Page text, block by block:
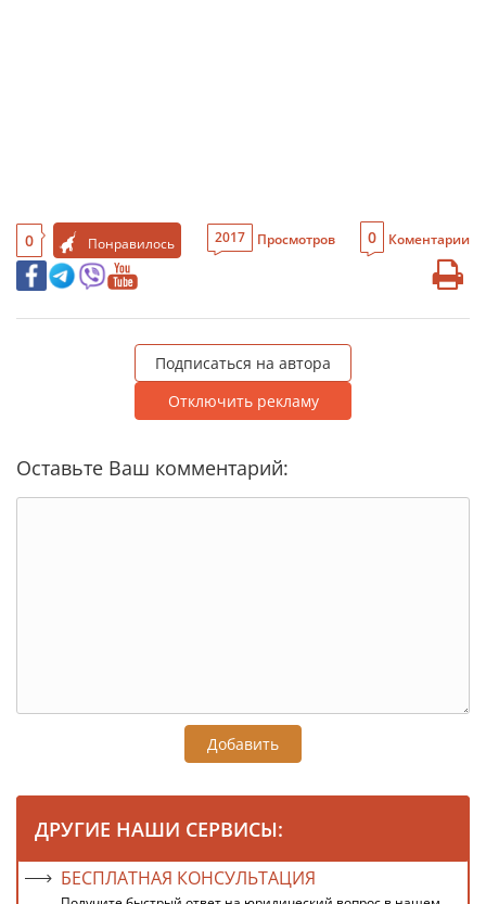
0 Понравилось 2017 Просмотров 0 Коментарии
Подписаться на автора
Отключить рекламу
Оставьте Ваш комментарий:
Добавить
ДРУГИЕ НАШИ СЕРВИСЫ:
БЕСПЛАТНАЯ КОНСУЛЬТАЦИЯ